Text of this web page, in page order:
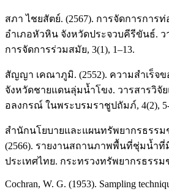
สภา ไชยสัตย์. (2567). การจัดการการ
อำเภอหัวหิน จังหวัดประจวบคีรีขันธ์.
การจัดการร่วมสมัย, 3(1), 1–13.
สัญญา เคณาภูมิ. (2552). ความสำเร็จ
จังหวัดชายแดนลุ่มน้ำโขง. วารสารวิจั
อลงกรณ์ ในพระบรมราชูปถัมภ์, 4(2),
สำนักนโยบายและแผนทรัพยากรธรร
(2566). รายงานสถานภาพพื้นที่ชุ่มน้ำ
ประเทศไทย. กระทรวงทรัพยากรธรร
Cochran, W. G. (1953). Sampling